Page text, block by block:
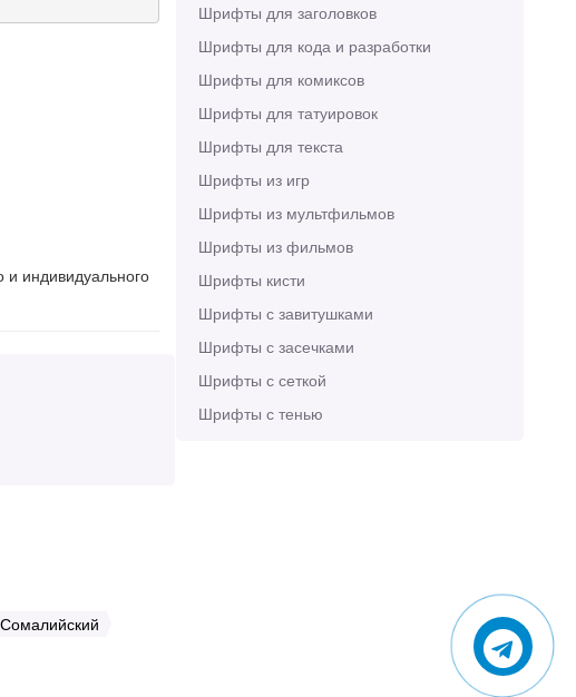
Шрифты для заголовков
Шрифты для кода и разработки
Шрифты для комиксов
Шрифты для татуировок
Шрифты для текста
Шрифты из игр
Шрифты из мультфильмов
Шрифты из фильмов
Шрифты кисти
Шрифты с завитушками
Шрифты с засечками
Шрифты с сеткой
Шрифты с тенью
и индивидуального
Сомалийский